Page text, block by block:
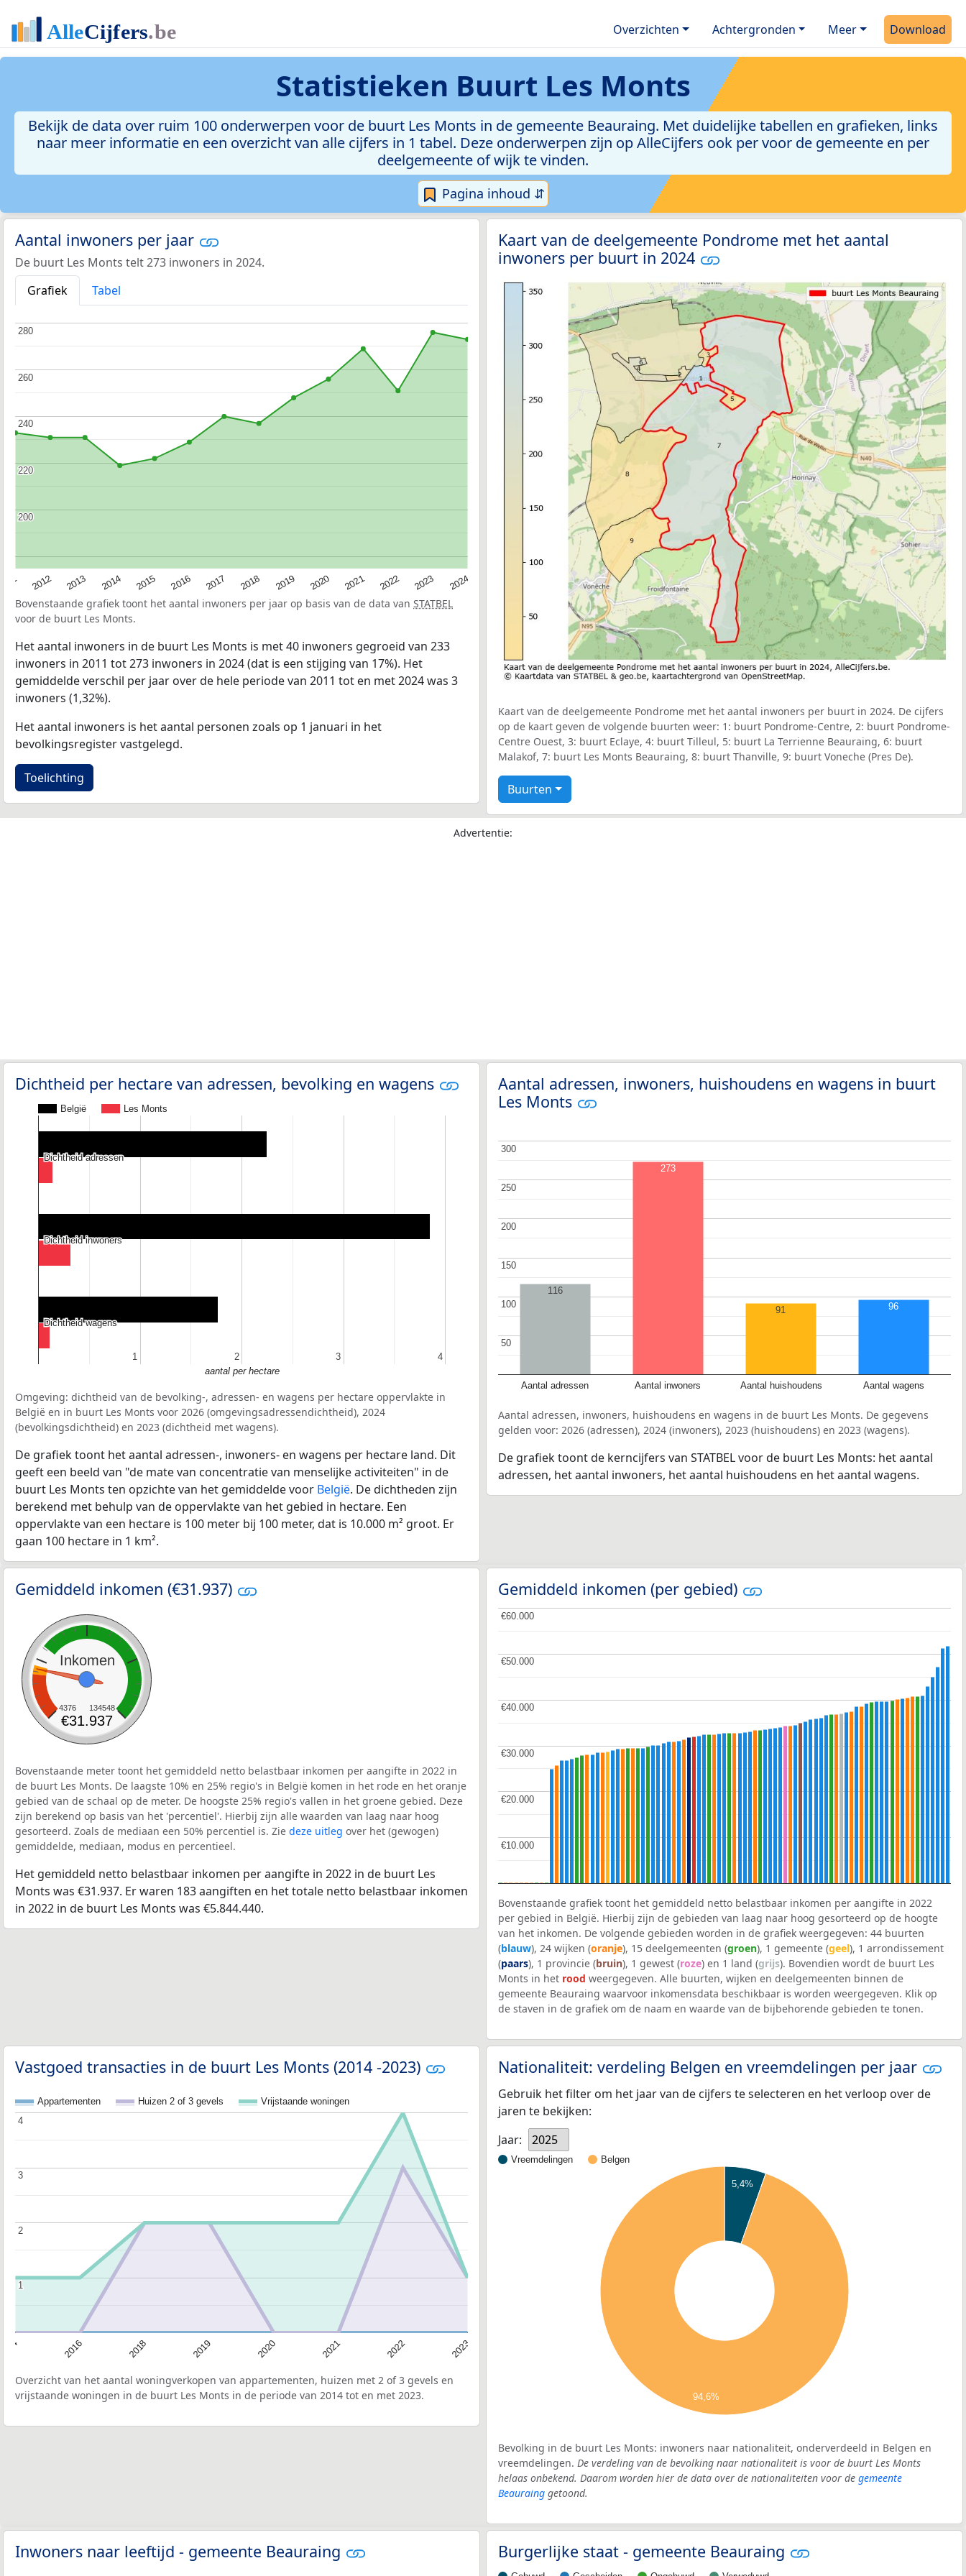
Overzichten Achtergronden Meer Download
Statistieken Buurt Les Monts
Bekijk de data over ruim 100 onderwerpen voor de buurt Les Monts in de gemeente Beauraing. Met duidelijke tabellen en grafieken, links
naar meer informatie en een overzicht van alle cijfers in 1 tabel. Deze onderwerpen zijn op AlleCijfers ook per voor de gemeente en per
deelgemeente of wijk te vinden.
Pagina inhoud ⇵
Aantal inwoners per jaar
De buurt Les Monts telt 273 inwoners in 2024.
Grafiek
Tabel
2012 2013 2014 2015 2016 2017 2018 2019 2020 2021 2022 2023 2024
200
200
220
220
240
240
260
260
280
280
Bovenstaande grafiek toont het aantal inwoners per jaar op basis van de data van STATBEL
voor de buurt Les Monts.
Het aantal inwoners in de buurt Les Monts is met 40 inwoners gegroeid van 233
inwoners in 2011 tot 273 inwoners in 2024 (dat is een stijging van 17%). Het
gemiddelde verschil per jaar over de hele periode van 2011 tot en met 2024 was 3
inwoners (1,32%).
Het aantal inwoners is het aantal personen zoals op 1 januari in het
bevolkingsregister vastgelegd.
Toelichting
Kaart van de deelgemeente Pondrome met het aantal
inwoners per buurt in 2024
Kaart van de deelgemeente Pondrome met het aantal inwoners per buurt in 2024. De cijfers
op de kaart geven de volgende buurten weer: 1: buurt Pondrome-Centre, 2: buurt Pondrome-
Centre Ouest, 3: buurt Eclaye, 4: buurt Tilleul, 5: buurt La Terrienne Beauraing, 6: buurt
Malakof, 7: buurt Les Monts Beauraing, 8: buurt Thanville, 9: buurt Voneche (Pres De).
Buurten
Advertentie:
Dichtheid per hectare van adressen, bevolking en wagens
België Les Monts
1
1 2
2 3
3 4
4
Dichtheid adressen
Dichtheid adressen
Dichtheid inwoners
Dichtheid inwoners
Dichtheid wagens
Dichtheid wagens
aantal per hectare
Omgeving: dichtheid van de bevolking-, adressen- en wagens per hectare oppervlakte in
België en in buurt Les Monts voor 2026 (omgevingsadressendichtheid), 2024
(bevolkingsdichtheid) en 2023 (dichtheid met wagens).
De grafiek toont het aantal adressen-, inwoners- en wagens per hectare land. Dit
geeft een beeld van "de mate van concentratie van menselijke activiteiten" in de
buurt Les Monts ten opzichte van het gemiddelde voor België. De dichtheden zijn
berekend met behulp van de oppervlakte van het gebied in hectare. Een
oppervlakte van een hectare is 100 meter bij 100 meter, dat is 10.000 m² groot. Er
gaan 100 hectare in 1 km².
Aantal adressen, inwoners, huishoudens en wagens in buurt
Les Monts
Aantal adressen Aantal inwoners Aantal huishoudens Aantal wagens
50
50
100
100
150
150
200
200
250
250
300
300
116
273
91 96
Aantal adressen, inwoners, huishoudens en wagens in de buurt Les Monts. De gegevens
gelden voor: 2026 (adressen), 2024 (inwoners), 2023 (huishoudens) en 2023 (wagens).
De grafiek toont de kerncijfers van STATBEL voor de buurt Les Monts: het aantal
adressen, het aantal inwoners, het aantal huishoudens en het aantal wagens.
Gemiddeld inkomen (€31.937)
Inkomen
4376 134548
€31.937
Bovenstaande meter toont het gemiddeld netto belastbaar inkomen per aangifte in 2022 in
de buurt Les Monts. De laagste 10% en 25% regio's in België komen in het rode en het oranje
gebied van de schaal op de meter. De hoogste 25% regio's vallen in het groene gebied. Deze
zijn berekend op basis van het 'percentiel'. Hierbij zijn alle waarden van laag naar hoog
gesorteerd. Zoals de mediaan een 50% percentiel is. Zie deze uitleg over het (gewogen)
gemiddelde, mediaan, modus en percentieel.
Het gemiddeld netto belastbaar inkomen per aangifte in 2022 in de buurt Les
Monts was €31.937. Er waren 183 aangiften en het totale netto belastbaar inkomen
in 2022 in de buurt Les Monts was €5.844.440.
Gemiddeld inkomen (per gebied)
€10.000
€10.000
€20.000
€20.000
€30.000
€30.000
€40.000
€40.000
€50.000
€50.000
€60.000
€60.000
Bovenstaande grafiek toont het gemiddeld netto belastbaar inkomen per aangifte in 2022
per gebied in België. Hierbij zijn de gebieden van laag naar hoog gesorteerd op de hoogte
van het inkomen. De volgende gebieden worden in de grafiek weergegeven: 44 buurten
(blauw), 24 wijken (oranje), 15 deelgemeenten (groen), 1 gemeente (geel), 1 arrondissement
(paars), 1 provincie (bruin), 1 gewest (roze) en 1 land (grijs). Bovendien wordt de buurt Les
Monts in het rood weergegeven. Alle buurten, wijken en deelgemeenten binnen de
gemeente Beauraing waarvoor inkomensdata beschikbaar is worden weergegeven. Klik op
de staven in de grafiek om de naam en waarde van de bijbehorende gebieden te tonen.
Vastgoed transacties in de buurt Les Monts (2014 -2023)
Appartementen Huizen 2 of 3 gevels Vrijstaande woningen
2016 2018 2019 2020 2021 2022 2023
1
1
2
2
3
3
4
4
Overzicht van het aantal woningverkopen van appartementen, huizen met 2 of 3 gevels en
vrijstaande woningen in de buurt Les Monts in de periode van 2014 tot en met 2023.
Nationaliteit: verdeling Belgen en vreemdelingen per jaar
Gebruik het filter om het jaar van de cijfers te selecteren en het verloop over de
jaren te bekijken:
Jaar:
2025
Vreemdelingen Belgen
5,4%
94,6%
Bevolking in de buurt Les Monts: inwoners naar nationaliteit, onderverdeeld in Belgen en
vreemdelingen. De verdeling van de bevolking naar nationaliteit is voor de buurt Les Monts
helaas onbekend. Daarom worden hier de data over de nationaliteiten voor de gemeente
Beauraing getoond.
Inwoners naar leeftijd - gemeente Beauraing Burgerlijke staat - gemeente Beauraing